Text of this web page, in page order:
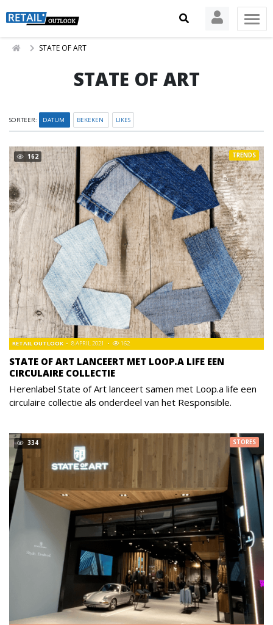
STATE OF ART
STATE OF ART
SORTEER: DATUM BEKEKEN LIKES
162
STATE OF ART LANCEERT MET LOOP.A LIFE EEN
CIRCULAIRE COLLECTIE
RETAIL OUTLOOK 8 APRIL 2021 162
TRENDS
Herenlabel State of Art lanceert samen met Loop.a life een
circulaire collectie als onderdeel van het Responsible.
334 STORES